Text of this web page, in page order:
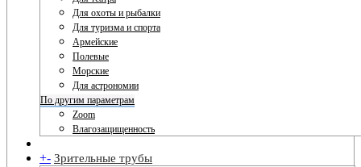
Для охоты и рыбалки
Для туризма и спорта
Армейские
Полевые
Морские
Для астрономии
По другим параметрам
Zoom
Влагозащищенность
+- Зрительные трубы